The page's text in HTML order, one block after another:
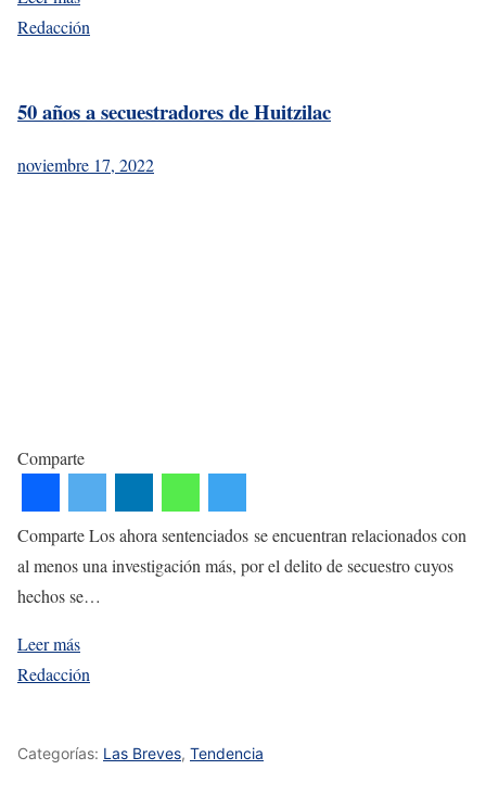
Redacción
50 años a secuestradores de Huitzilac
noviembre 17, 2022
Comparte
Comparte Los ahora sentenciados se encuentran relacionados con
al menos una investigación más, por el delito de secuestro cuyos
hechos se…
Leer más
Redacción
Categorías: Las Breves, Tendencia